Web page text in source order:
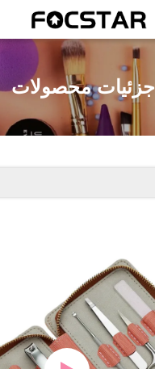
جزئیات محصولات